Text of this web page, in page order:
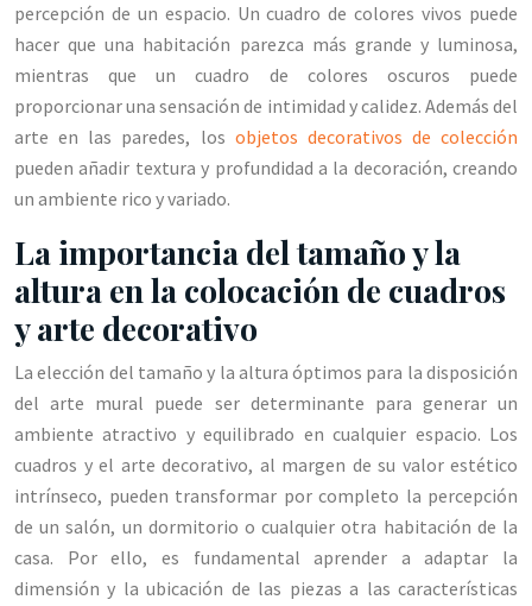
percepción de un espacio. Un cuadro de colores vivos puede
hacer que una habitación parezca más grande y luminosa,
mientras que un cuadro de colores oscuros puede
proporcionar una sensación de intimidad y calidez. Además del
arte en las paredes, los objetos decorativos de colección
pueden añadir textura y profundidad a la decoración, creando
un ambiente rico y variado.
La importancia del tamaño y la
altura en la colocación de cuadros
y arte decorativo
La elección del tamaño y la altura óptimos para la disposición
del arte mural puede ser determinante para generar un
ambiente atractivo y equilibrado en cualquier espacio. Los
cuadros y el arte decorativo, al margen de su valor estético
intrínseco, pueden transformar por completo la percepción
de un salón, un dormitorio o cualquier otra habitación de la
casa. Por ello, es fundamental aprender a adaptar la
dimensión y la ubicación de las piezas a las características